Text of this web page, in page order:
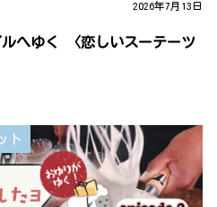
2026年7月13日
へゆく 〈恋しいスーテーツ
ト